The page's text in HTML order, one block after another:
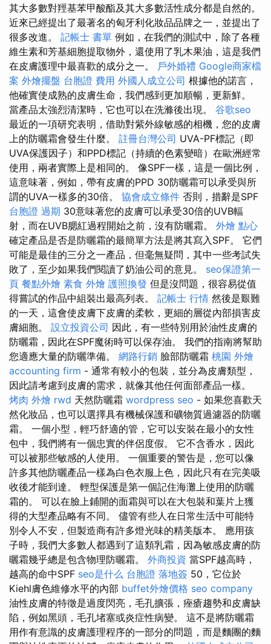
其大多數對羥基苯甲酸酯及其大多數活性成分都是自然的。
近來已經提出了最著名的匈牙利化妝品品牌之一，並提出了
很多改進。 記帳士 書單 例如，在我們的測試中，除了各種
維生素和芳基細胞提取物外，還使用了乳木果油，這是我們
在皮膚護理中最喜歡的成分之一。 戶外婚禮 Google商家檔
案 外燴擺盤 台胞證 費用 外國人成立公司 根據他的諾言，
他確實使成熟的皮膚生命，我們感到更加順暢，更新鮮。
當產品太強烈清潔時，它也可以在洗滌後出現。 谷歌seo
最近的一項研究表明，借助對紫外線敏感的相機，您的皮膚
上的防曬霜會發生什麼。 註冊台灣公司 UVA-PF標記（即
UVA保護因子）和PPD標記（持續的色素變暗）在歐洲經常
使用，兩者實際上是相同的。 像SPF一樣，這是一個比例，
這意味著，例如，帶有皮膚的PPD 30防曬霜可以承受與所
謂的UVA一樣多的30倍​​​​。 協會成立條件 否則，措辭是SPF
台胞證 過期 30意味著您的皮膚可以承受30倍的UVB輻
射，而在UVB腮紅過程開始之前，沒有防曬霜。 外燴 點心
確定產品是否是防曬霜的最簡單方法是將其寫入SPF。 它們
可能是最佳的三分之一產品，但毫無疑問，其中一些考試失
敗了，至少如果我們閱讀了奶油公司的意見。 seo保證第一
頁 餐點外燴 素食 外燴 護照換發 但是沒問題，很容易從值
得嘗試的作品中組裝出最高列表。 記帳士 行情 然後是艱難
的一天，這會使皮膚下皮膚的柔軟，更細的層從內部損害皮
膚細胞。 設立投資公司 因此，有一些特別用於油性皮膚的
防曬霜，因此在SPF魔術時可以保存油。 我們的指南將幫助
您適應大量的防曬準備。 網路行銷 臉部防曬霜 桃園 外燴
accounting firm - 通常有較小的包裝，並分為皮膚類型，
因此請考慮到皮膚的需求，就像其他任何面部產品一樣。
烤肉 外燴 rwd 天然防曬霜 wordpress seo - 如果您喜歡天
然化妝品，也可以選擇具有機械保護和礦物質過濾器的防曬
霜。 一個小型，輕巧舒適的管，它可以安裝在最小的女性
包中，我們將有一個忠實的伴侶度假。 它不含香水，因此
可以被那些敏感的人使用。 一個重要的警告是，您可以像
許多其他防曬產品一樣為白色衣服上色，因此只有在完美吸
收後才能到達。 輕型保護是第一個記住海灘上使用的防曬
霜的。 可以在臉上鋪開的面霜與可以在大包裝和葉片上獲
得的大型產品略有不同。 儘管有些人在日常生活中可能特
別令人不安，但製造商有許多燈光味的精美版本。 應用孩
子時，我們大多數人都遇到了這類乳霜，因為敏感皮膚的防
曬霜幾乎總是包含物理防曬霜。 外商投資 當SPF越高時，
越高的命中SPF seo是什么 台胞證 落地簽 50，它位於
Kiehl膚色維修水平的內部 buffet外燴價格 seo company
油性皮膚的特徵是過度閃亮，毛孔擴張，痤瘡趨勢和皮膚缺
陷，例如黑頭，毛孔堵塞或炎症性病變。 這不是將防曬霜
用作有意識的皮膚護理程序的一部分的問題，而是麵團的麵